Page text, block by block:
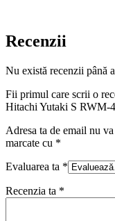
Recenzii
Nu există recenzii până
Fii primul care scrii o
Hitachi Yutaki S
Adresa ta de email nu
marcate cu *
Evaluarea ta *
Recenzia ta *